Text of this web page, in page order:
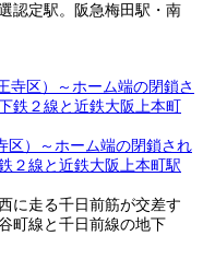
認定駅。阪急梅田駅・南
区）～ホーム端の閉鎖され
２線と近鉄大阪上本町駅
に走る千日前筋が交差す
町線と千日前線の地下